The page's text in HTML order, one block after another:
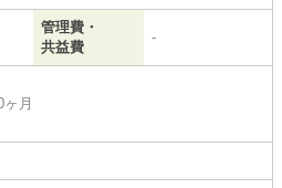
管理費・
共益費
-
月